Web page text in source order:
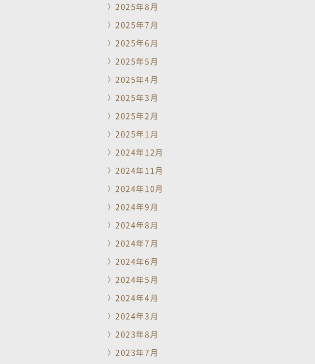
2025年8月
2025年7月
2025年6月
2025年5月
2025年4月
2025年3月
2025年2月
2025年1月
2024年12月
2024年11月
2024年10月
2024年9月
2024年8月
2024年7月
2024年6月
2024年5月
2024年4月
2024年3月
2023年8月
2023年7月